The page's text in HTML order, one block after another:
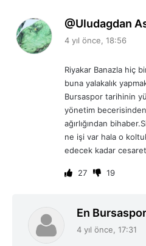
Uludagdan
4 yıl önce, 18:56
Riyakar Banazla hiç
buna yalakalık
Bursaspor tarihinin
yönetim
ağırlığından
ne işi var hala o
edecek kadar
27 19
En
4 yıl önce, 17:31